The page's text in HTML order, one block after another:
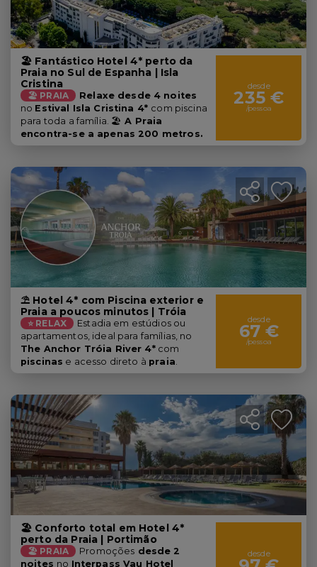
🏖️ Fantástico Hotel 4* perto da
Praia no Sul de Espanha | Isla
Cristina
🏖️ PRAIA
Relaxe desde 4 noites
no Estival Isla Cristina 4* com piscina
para toda a família. 🏖️ A Praia
encontra-se a apenas 200 metros.
desde
235 €
/pessoa
⛱️ Hotel 4* com Piscina exterior e
Praia a poucos minutos | Tróia
⭐ RELAX
Estadia em estúdios ou
apartamentos, ideal para famílias, no
The Anchor Tróia River 4*com
piscinas e acesso direto à praia.
desde
67 €
/pessoa
🏖️ Conforto total em Hotel 4*
perto da Praia | Portimão
🏖️ PRAIA Promoções desde 2
noites no Interpass Vau Hotel
desde